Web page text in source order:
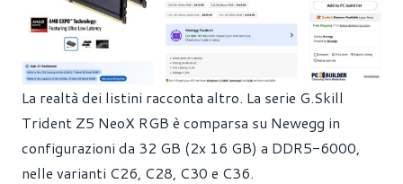
La realtà dei listini racconta altro. La serie G.Skill
Trident Z5 NeoX RGB è comparsa su Newegg in
configurazioni da 32 GB (2x 16 GB) a DDR5-6000,
nelle varianti C26, C28, C30 e C36.